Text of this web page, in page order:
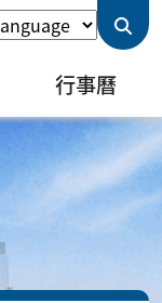
行事曆